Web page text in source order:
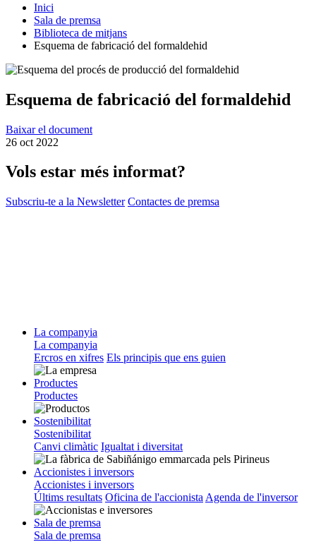
Inici
Sala de premsa
Biblioteca de mitjans
Esquema de fabricació del formaldehid
Esquema de fabricació del formaldehid
Baixar el document
26 oct 2022
Vols estar més informat?
Subscriu-te a la Newsletter Contactes de premsa
La companyia
La companyia
Ercros en xifres Els principis que ens guien
Productes
Productes
Sostenibilitat
Sostenibilitat
Canvi climàtic Igualtat i diversitat
Accionistes i inversors
Accionistes i inversors
Últims resultats Oficina de l'accionista Agenda de l'inversor
Sala de premsa
Sala de premsa